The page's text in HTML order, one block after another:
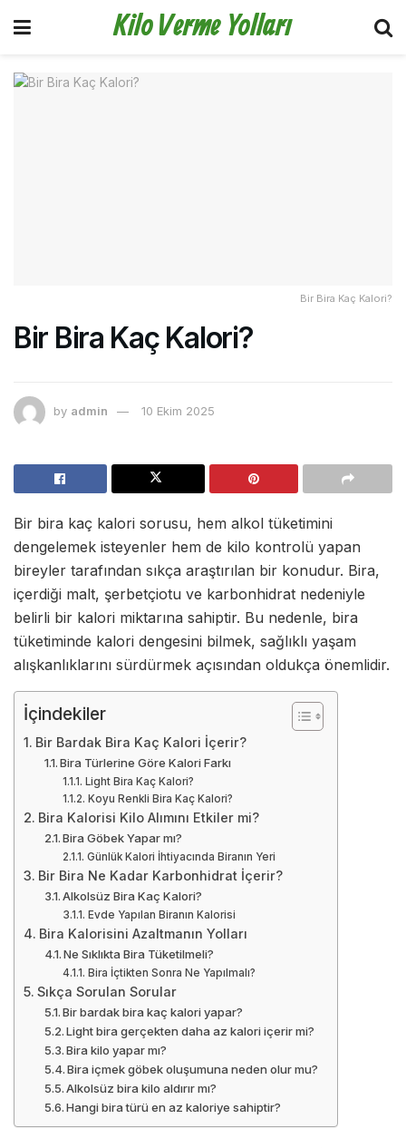
Kilo Verme Yolları
Bir Bira Kaç Kalori?
Bir Bira Kaç Kalori?
by admin 10 Ekim 2025
Bir bira kaç kalori sorusu, hem alkol tüketimini
dengelemek isteyenler hem de kilo kontrolü yapan
bireyler tarafından sıkça araştırılan bir konudur. Bira,
içerdiği malt, şerbetçiotu ve karbonhidrat nedeniyle
belirli bir kalori miktarına sahiptir. Bu nedenle, bira
tüketiminde kalori dengesini bilmek, sağlıklı yaşam
alışkanlıklarını sürdürmek açısından oldukça önemlidir.
İçindekiler
Bir Bardak Bira Kaç Kalori İçerir?
Bira Türlerine Göre Kalori Farkı
Light Bira Kaç Kalori?
Koyu Renkli Bira Kaç Kalori?
Bira Kalorisi Kilo Alımını Etkiler mi?
Bira Göbek Yapar mı?
Günlük Kalori İhtiyacında Biranın Yeri
Bir Bira Ne Kadar Karbonhidrat İçerir?
Alkolsüz Bira Kaç Kalori?
Evde Yapılan Biranın Kalorisi
Bira Kalorisini Azaltmanın Yolları
Ne Sıklıkta Bira Tüketilmeli?
Bira İçtikten Sonra Ne Yapılmalı?
Sıkça Sorulan Sorular
Bir bardak bira kaç kalori yapar?
Light bira gerçekten daha az kalori içerir mi?
Bira kilo yapar mı?
Bira içmek göbek oluşumuna neden olur mu?
Alkolsüz bira kilo aldırır mı?
Hangi bira türü en az kaloriye sahiptir?